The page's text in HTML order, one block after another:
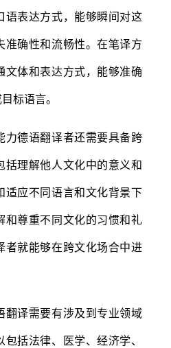
语表达方式，能够瞬间对这
准确性和流畅性。在笔译方
文体和表达方式，能够准确
标语言。
德语翻译者还需要具备跨
括理解他人文化中的意义和
适应不同语言和文化背景下
和尊重不同文化的习惯和礼
者就能够在跨文化场合中进
译需要有涉及到专业领域
括法律、医学、经济学、